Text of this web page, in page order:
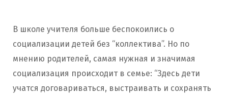
В школе учителя больше беспокоились о
социализации детей без “коллектива”. Но по
мнению родителей, самая нужная и значимая
социализация происходит в семье: “Здесь дети
учатся договариваться, выстраивать и сохранять